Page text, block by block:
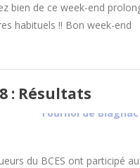
bien de ce week-end
habituels !! Bon week-end
: Résultats
du BCES ont participé